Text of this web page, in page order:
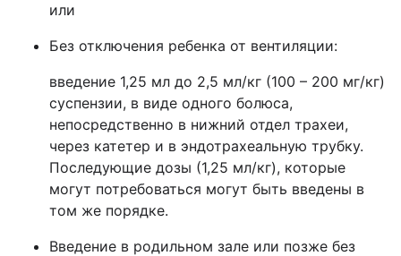
или
Без отключения ребенка от вентиляции:
введение 1,25 мл до 2,5 мл/кг (100 – 200 мг/кг)
суспензии, в виде одного болюса,
непосредственно в нижний отдел трахеи,
через катетер и в эндотрахеальную трубку.
Последующие дозы (1,25 мл/кг), которые
могут потребоваться могут быть введены в
том же порядке.
Введение в родильном зале или позже без